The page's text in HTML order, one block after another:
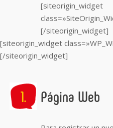
[siteorigin_widget
[/siteorigin_widget]
[siteorigin_widget
[/siteorigin_widget]
Página Web